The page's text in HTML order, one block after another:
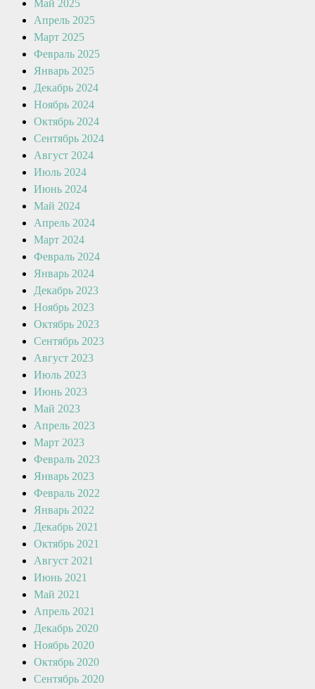
Май 2025
Апрель 2025
Март 2025
Февраль 2025
Январь 2025
Декабрь 2024
Ноябрь 2024
Октябрь 2024
Сентябрь 2024
Август 2024
Июль 2024
Июнь 2024
Май 2024
Апрель 2024
Март 2024
Февраль 2024
Январь 2024
Декабрь 2023
Ноябрь 2023
Октябрь 2023
Сентябрь 2023
Август 2023
Июль 2023
Июнь 2023
Май 2023
Апрель 2023
Март 2023
Февраль 2023
Январь 2023
Февраль 2022
Январь 2022
Декабрь 2021
Октябрь 2021
Август 2021
Июнь 2021
Май 2021
Апрель 2021
Декабрь 2020
Ноябрь 2020
Октябрь 2020
Сентябрь 2020